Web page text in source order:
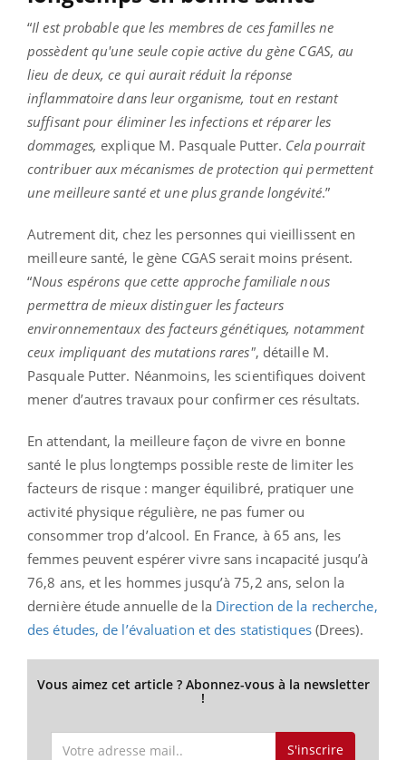
“Il est probable que les membres de ces familles ne
possèdent qu'une seule copie active du gène CGAS, au
lieu de deux, ce qui aurait réduit la réponse
inflammatoire dans leur organisme, tout en restant
suffisant pour éliminer les infections et réparer les
dommages, explique M. Pasquale Putter. Cela pourrait
contribuer aux mécanismes de protection qui permettent
une meilleure santé et une plus grande longévité.”
Autrement dit, chez les personnes qui vieillissent en
meilleure santé, le gène CGAS serait moins présent.
“Nous espérons que cette approche familiale nous
permettra de mieux distinguer les facteurs
environnementaux des facteurs génétiques, notamment
ceux impliquant des mutations rares", détaille M.
Pasquale Putter. Néanmoins, les scientifiques doivent
mener d’autres travaux pour confirmer ces résultats.
En attendant, la meilleure façon de vivre en bonne
santé le plus longtemps possible reste de limiter les
facteurs de risque : manger équilibré, pratiquer une
activité physique régulière, ne pas fumer ou
consommer trop d’alcool. En France, à 65 ans, les
femmes peuvent espérer vivre sans incapacité jusqu’à
76,8 ans, et les hommes jusqu’à 75,2 ans, selon la
dernière étude annuelle de la Direction de la recherche,
des études, de l’évaluation et des statistiques(Drees).
Vous aimez cet article ? Abonnez-vous à la newsletter
!
S'inscrire